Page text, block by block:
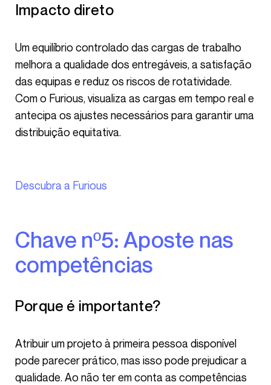
Impacto direto
Um equilíbrio controlado das cargas de trabalho
melhora a qualidade dos entregáveis, a satisfação
das equipas e reduz os riscos de rotatividade.
Com o Furious, visualiza as cargas em tempo real e
antecipa os ajustes necessários para garantir uma
distribuição equitativa.
Descubra a Furious
Chave nº5: Aposte nas
competências
Porque é importante?
Atribuir um projeto à primeira pessoa disponível
pode parecer prático, mas isso pode prejudicar a
qualidade. Ao não ter em conta as competências